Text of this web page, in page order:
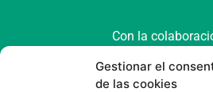
Gestionar el
de las cookies
Con la